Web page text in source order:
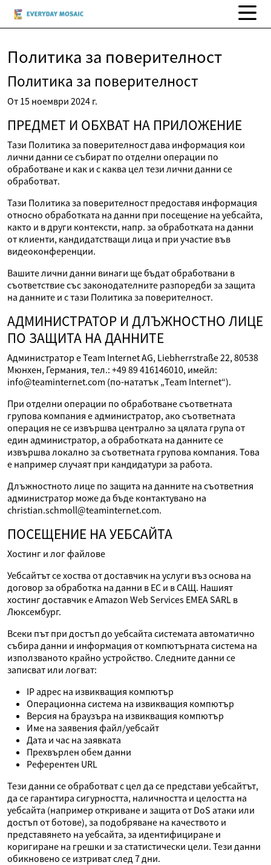
Политика за поверителност
Политика за поверителност
От 15 ноември 2024 г.
ПРЕДМЕТ И ОБХВАТ НА ПРИЛОЖЕНИЕ
Тази Политика за поверителност дава информация кои
лични данни се събират по отделни операции по
обработване и как и с каква цел тези лични данни се
обработват.
Тази Политика за поверителност предоставя информация
относно обработката на данни при посещение на уебсайта,
както и в други контексти, напр. за обработката на данни
от клиенти, кандидатстващи лица и при участие във
видеоконференции.
Вашите лични данни винаги ще бъдат обработвани в
съответствие със законодателните разпоредби за защита
на данните и с тази Политика за поверителност.
АДМИНИСТРАТОР И ДЛЪЖНОСТНО ЛИЦЕ
ПО ЗАЩИТА НА ДАННИТЕ
Администратор е Team Internet AG, Liebherrstraße 22, 80538
Мюнхен, Германия, тел.: +49 89 416146010, имейл:
info@teaminternet.com (по-нататък „Team Internet“).
При отделни операции по обработване съответната
групова компания е администратор, ако съответната
операция не се извършва централно за цялата група от
един администратор, а обработката на данните се
извършва локално за съответната групова компания. Това
е например случаят при кандидатури за работа.
Длъжностното лице по защита на данните на съответния
администратор може да бъде контактувано на
christian.schmoll@teaminternet.com.
ПОСЕЩЕНИЕ НА УЕБСАЙТА
Хостинг и лог файлове
Уебсайтът се хоства от доставчик на услуги въз основа на
договор за обработка на данни в ЕС и в САЩ. Нашият
хостинг доставчик е Amazon Web Services EMEA SARL в
Люксембург.
Всеки път при достъп до уебсайта системата автоматично
събира данни и информация от компютърната система на
използваното крайно устройство. Следните данни се
записват или логват:
IP адрес на извикващия компютър
Операционна система на извикващия компютър
Версия на браузъра на извикващия компютър
Име на заявения файл/уебсайт
Дата и час на заявката
Прехвърлен обем данни
Референтен URL
Тези данни се обработват с цел да се представи уебсайтът,
да се гарантира сигурността, наличността и целостта на
уебсайта (например откриване и защита от DoS атаки или
достъп от ботове), за подобряване на качеството и
представянето на уебсайта, за идентифициране и
коригиране на грешки и за статистически цели. Тези данни
обикновено се изтриват след 7 дни.